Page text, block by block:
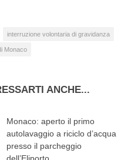
interruzione volontaria di gravidanza
Monaco
ANCHE...
Monaco: aperto il primo
autolavaggio a riciclo d’acqua
presso il parcheggio
dell’Eliporto